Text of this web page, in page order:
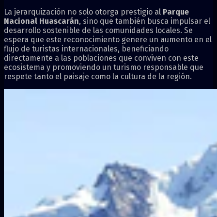
La jerarquización no solo otorga prestigio al Parque
Nacional Huascarán, sino que también busca impulsar el
desarrollo sostenible de las comunidades locales. Se
espera que este reconocimiento genere un aumento en el
flujo de turistas internacionales, beneficiando
directamente a las poblaciones que conviven con este
ecosistema y promoviendo un turismo responsable que
respete tanto el paisaje como la cultura de la región.